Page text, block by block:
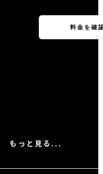
もっと見る...
料金を確